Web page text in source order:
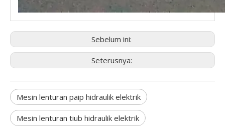
Sebelum ini:
Seterusnya:
Mesin lenturan paip hidraulik elektrik
Mesin lenturan tiub hidraulik elektrik